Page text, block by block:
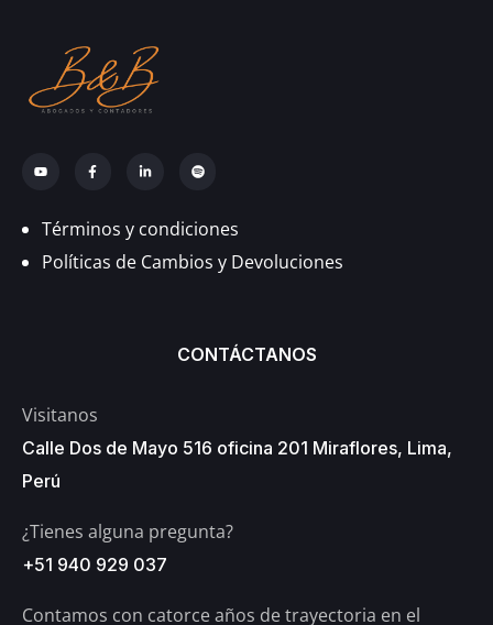
Términos y condiciones
Políticas de Cambios y Devoluciones
CONTÁCTANOS
Visitanos
Calle Dos de Mayo 516 oficina 201 Miraflores, Lima,
Perú
¿Tienes alguna pregunta?
+51 940 929 037
Contamos con catorce años de trayectoria en el